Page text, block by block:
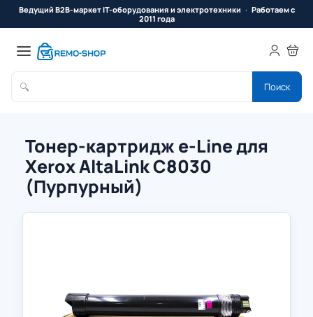
Ведущий B2B-маркет IT-оборудования и электротехники
Работаем с
2011 года
🔍 Поиск
Тонер-картридж e-Line для
Xerox AltaLink C8030
(Пурпурный)